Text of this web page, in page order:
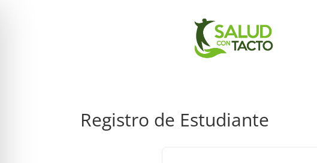
Registro de Estudiante